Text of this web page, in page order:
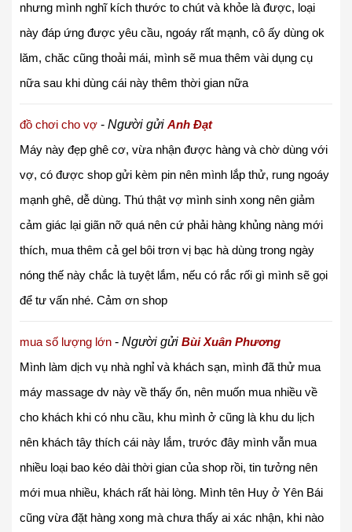
nhưng mình nghĩ kích thước to chút và khỏe là được, loại
này đáp ứng được yêu cầu, ngoáy rất mạnh, cô ấy dùng ok
lăm, chăc cũng thoải mái, mình sẽ mua thêm vài dụng cụ
nữa sau khi dùng cái này thêm thời gian nữa
đồ chơi cho vợ - Người gửi Anh Đạt
Máy này đẹp ghê cơ, vừa nhận được hàng và chờ dùng với
vợ, có được shop gửi kèm pin nên mình lắp thử, rung ngoáy
mạnh ghê, dễ dùng. Thú thật vợ mình sinh xong nên giảm
cảm giác lại giãn nỡ quá nên cứ phải hàng khủng nàng mới
thích, mua thêm cả gel bôi trơn vị bạc hà dùng trong ngày
nóng thế này chắc là tuyệt lắm, nếu có rắc rối gì mình sẽ gọi
để tư vấn nhé. Cảm ơn shop
mua số lượng lớn - Người gửi Bùi Xuân Phương
Mình làm dịch vụ nhà nghỉ và khách sạn, mình đã thử mua
máy massage dv này về thấy ổn, nên muốn mua nhiều về
cho khách khi có nhu cầu, khu mình ở cũng là khu du lịch
nên khách tây thích cái này lắm, trước đây mình vẫn mua
nhiều loại bao kéo dài thời gian của shop rồi, tin tưởng nên
mới mua nhiều, khách rất hài lòng. Mình tên Huy ở Yên Bái
cũng vừa đặt hàng xong mà chưa thấy ai xác nhận, khi nào